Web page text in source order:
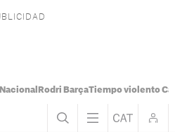
Rodri BarçaTiempo violento